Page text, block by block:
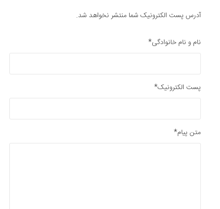
آدرس پست الکترونیک شما منتشر نخواهد شد.
نام و نام خانوادگی*
پست الکترونیک*
متن پیام*